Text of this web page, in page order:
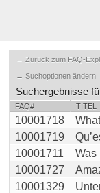
← Zurück zum FAQ-
← Suchoptionen ändern
Suchergebnisse
FAQ#
TITEL
10001718
10001719
10001711
Was
10001727
10001329